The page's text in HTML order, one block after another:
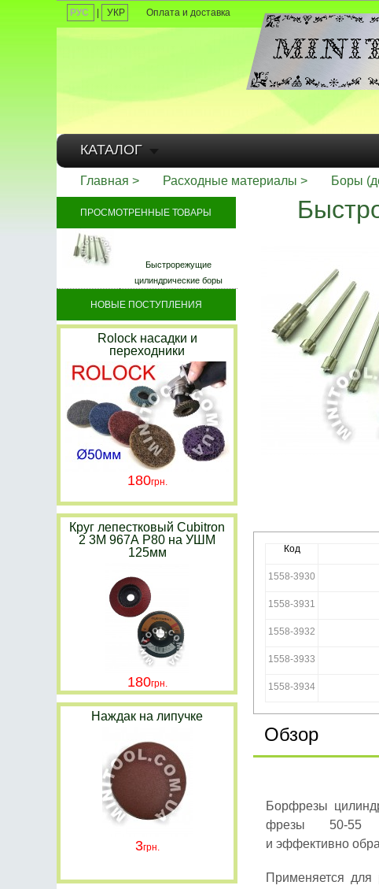
РУС УКР Оплата и доставка
КАТАЛОГ
Главная Расходные материалы Боры
Код
1558-3930
1558-3931
1558-3932
1558-3933
1558-3934
Обзор
Борфрезы
фрезы 50-55
и эффективно
Применяется для
ПРОСМОТРЕННЫЕ ТОВАРЫ
Быстрорежущие
цилиндрические боры
НОВЫЕ ПОСТУПЛЕНИЯ
Rolock насадки и
переходники
180
Круг лепестковый Cubitron
2 3M 967А P80 на УШМ
125мм
180
Наждак на липучке
3